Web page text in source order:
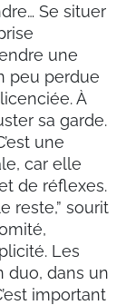
Se situer
une
peu perdue
À
sa garde.
une
car elle
de réflexes.
reste,” sourit
Les
duo, dans un
important